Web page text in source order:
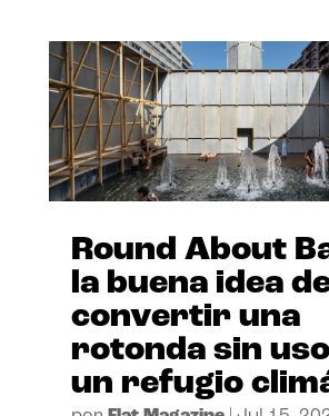
Round About
la buena idea
convertir una
rotonda sin
un refugio